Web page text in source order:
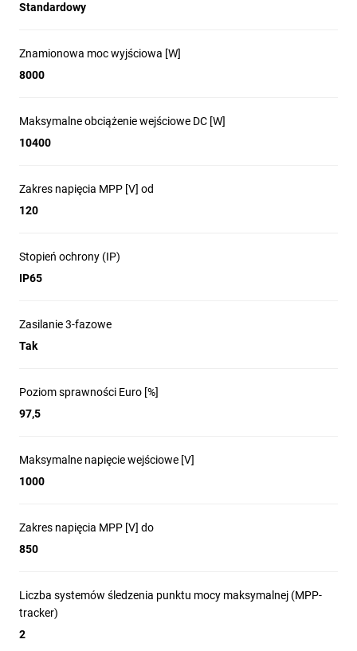
Standardowy
Znamionowa moc wyjściowa [W]
8000
Maksymalne obciążenie wejściowe DC [W]
10400
Zakres napięcia MPP [V] od
120
Stopień ochrony (IP)
IP65
Zasilanie 3-fazowe
Tak
Poziom sprawności Euro [%]
97,5
Maksymalne napięcie wejściowe [V]
1000
Zakres napięcia MPP [V] do
850
Liczba systemów śledzenia punktu mocy maksymalnej (MPP-
tracker)
2